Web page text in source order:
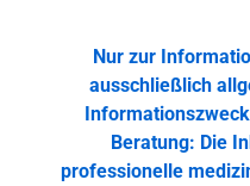
Nur zur
ausschließlich
Beratung: Die
professionelle